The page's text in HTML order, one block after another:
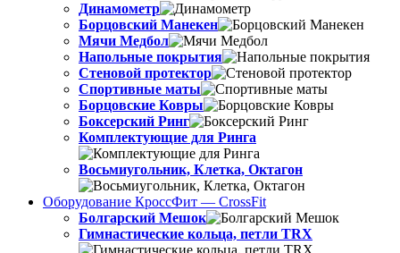
Динамометр
Борцовский Манекен
Мячи Медбол
Напольные покрытия
Стеновой протектор
Спортивные маты
Борцовские Ковры
Боксерский Ринг
Комплектующие для Ринга
Восьмиугольник, Клетка, Октагон
Оборудование КроссФит — CrossFit
Болгарский Мешок
Гимнастические кольца, петли TRX